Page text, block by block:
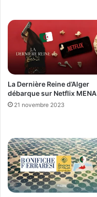
La Dernière Reine d’Alger
débarque sur Netflix MENA
21 novembre 2023